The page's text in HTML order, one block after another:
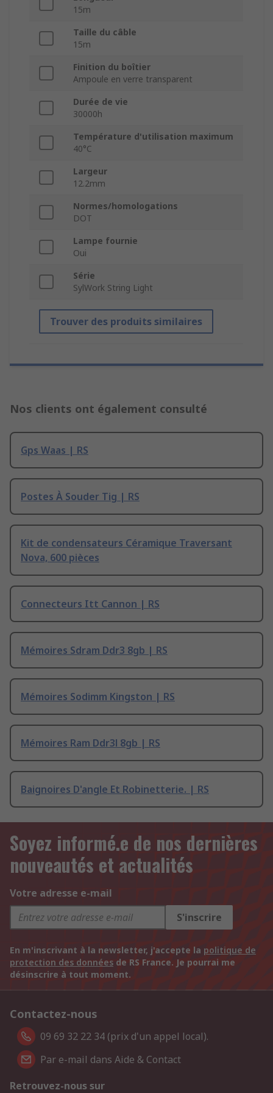
15m
Taille du câble
15m
Finition du boîtier
Ampoule en verre transparent
Durée de vie
30000h
Température d'utilisation maximum
40°C
Largeur
12.2mm
Normes/homologations
DOT
Lampe fournie
Oui
Série
SylWork String Light
Trouver des produits similaires
Nos clients ont également consulté
Gps Waas | RS
Postes À Souder Tig | RS
Kit de condensateurs Céramique Traversant
Nova, 600 pièces
Connecteurs Itt Cannon | RS
Mémoires Sdram Ddr3 8gb | RS
Mémoires Sodimm Kingston | RS
Mémoires Ram Ddr3l 8gb | RS
Baignoires D'angle Et Robinetterie. | RS
Soyez informé.e de nos dernières
nouveautés et actualités
Votre adresse e-mail
S'inscrire
En m'inscrivant à la newsletter, j'accepte la politique de
protection des données de RS France. Je pourrai me
désinscrire à tout moment.
Contactez-nous
09 69 32 22 34 (prix d'un appel local).
Par e-mail dans Aide & Contact
Retrouvez-nous sur